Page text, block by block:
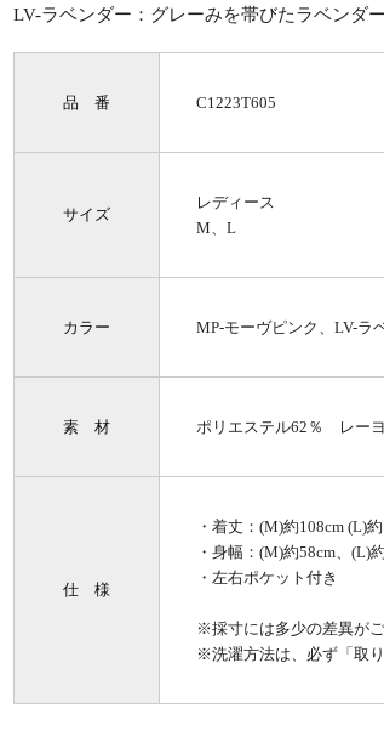
LV-ラベンダー：グレーみを帯びたラベンダー
品 番 C1223T605
サイズ
レディース
M、L
カラー MP-モーヴピンク、LV-ラ
素 材 ポリエステル62％ レー
仕 様
・着丈：(M)約108cm (L)
・身幅：(M)約58cm、(L)
・左右ポケット付き
※採寸には多少の差異がご
※洗濯方法は、必ず「取